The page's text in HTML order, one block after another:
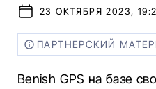
23 ОКТЯБРЯ 2023,
ПАРТНЕРСКИЙ
Benish GPS на базе